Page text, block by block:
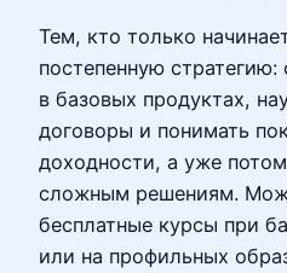
Тем, кто только
постепенную стратегию:
в базовых продуктах,
договоры и понимать
доходности, а уже
сложным решениям.
бесплатные курсы при
или на профильных